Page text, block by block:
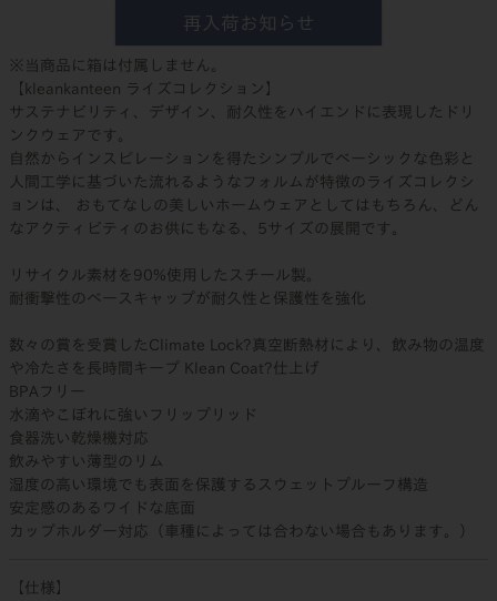
再入荷お知らせ
※当商品に箱は付属しません。
【kleankanteen ライズコレクション】
サステナビリティ、デザイン、耐久性をハイエンドに表現したドリ
ンクウェアです。
自然からインスピレーションを得たシンプルでベーシックな色彩と
人間工学に基づいた流れるようなフォルムが特徴のライズコレクシ
ョンは、 おもてなしの美しいホームウェアとしてはもちろん、どん
なアクティビティのお供にもなる、5サイズの展開です。
リサイクル素材を90%使用したスチール製。
耐衝撃性のベースキャップが耐久性と保護性を強化
数々の賞を受賞したClimate Lock?真空断熱材により、飲み物の温度
や冷たさを長時間キープ Klean Coat?仕上げ
BPAフリー
水滴やこぼれに強いフリップリッド
食器洗い乾燥機対応
飲みやすい薄型のリム
湿度の高い環境でも表面を保護するスウェットプルーフ構造
安定感のあるワイドな底面
カップホルダー対応（車種によっては合わない場合もあります。）
【仕様】